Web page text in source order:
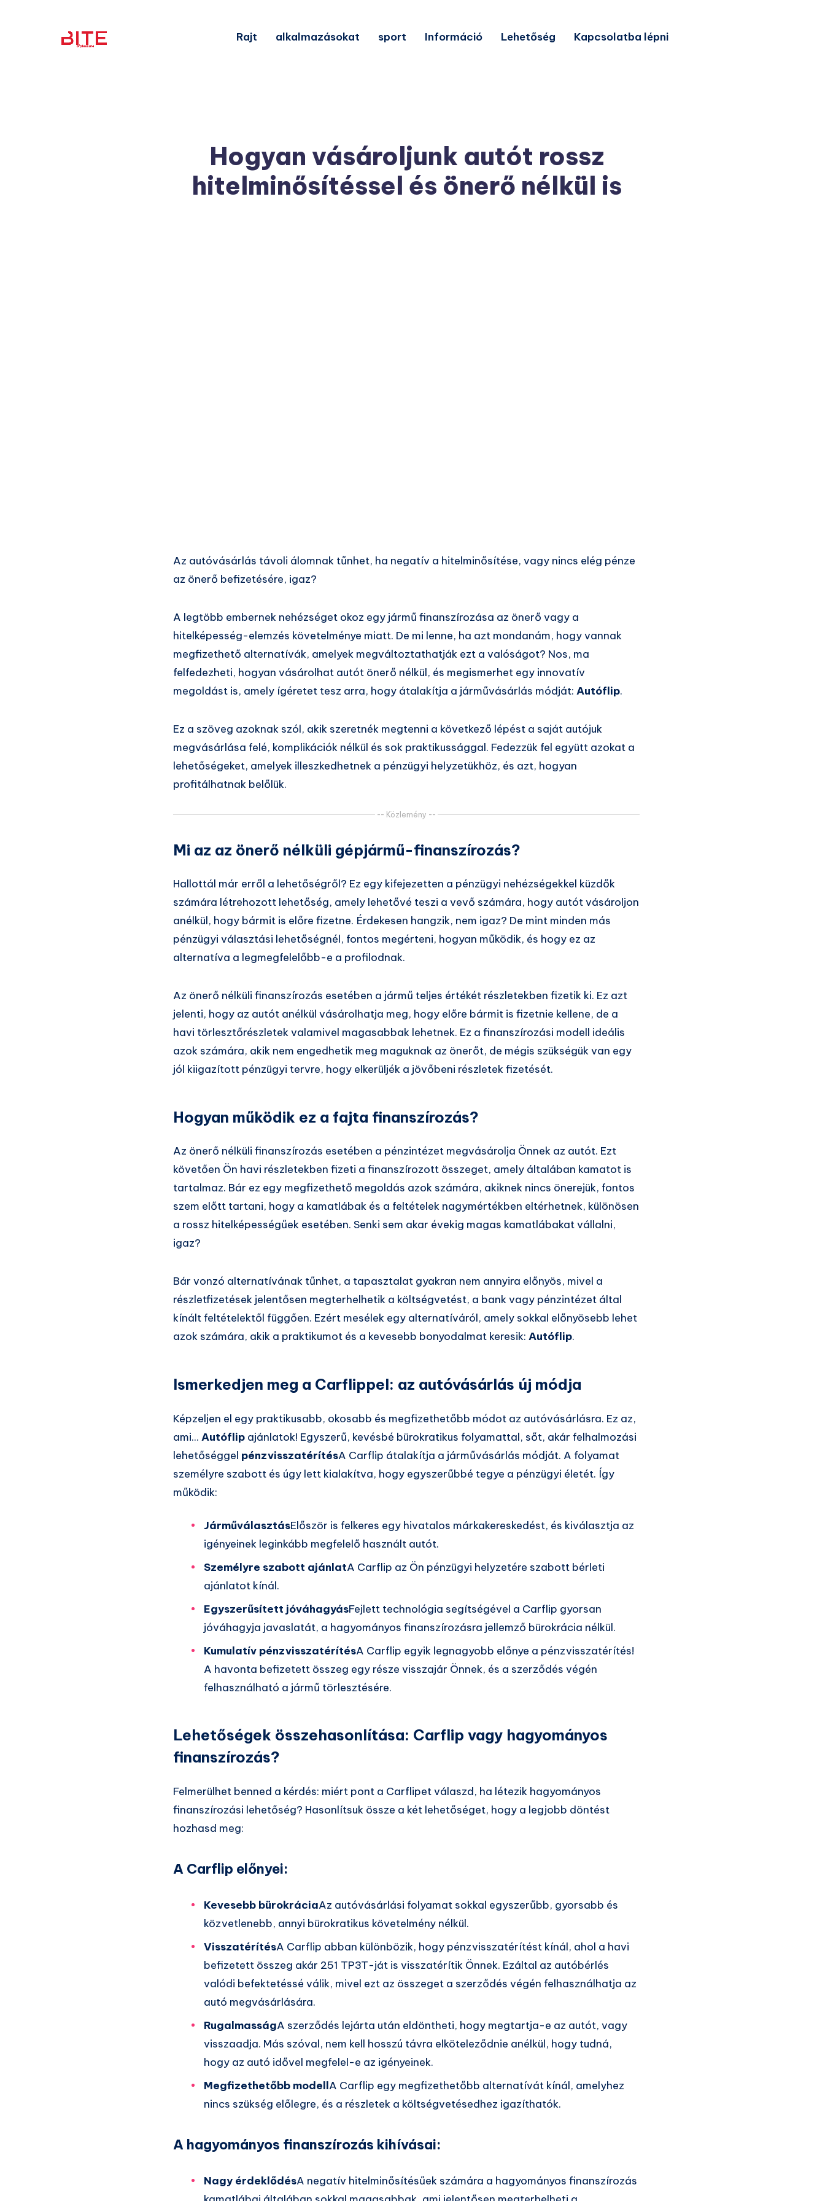
Rajt alkalmazásokat sport Információ Lehetőség Kapcsolatba lépni
Hogyan vásároljunk autót rossz
hitelminősítéssel és önerő nélkül is
Az autóvásárlás távoli álomnak tűnhet, ha negatív a hitelminősítése, vagy nincs elég pénze
az önerő befizetésére, igaz?
A legtöbb embernek nehézséget okoz egy jármű finanszírozása az önerő vagy a
hitelképesség-elemzés követelménye miatt. De mi lenne, ha azt mondanám, hogy vannak
megfizethető alternatívák, amelyek megváltoztathatják ezt a valóságot? Nos, ma
felfedezheti, hogyan vásárolhat autót önerő nélkül, és megismerhet egy innovatív
megoldást is, amely ígéretet tesz arra, hogy átalakítja a járművásárlás módját: Autóflip.
Ez a szöveg azoknak szól, akik szeretnék megtenni a következő lépést a saját autójuk
megvásárlása felé, komplikációk nélkül és sok praktikussággal. Fedezzük fel együtt azokat a
lehetőségeket, amelyek illeszkedhetnek a pénzügyi helyzetükhöz, és azt, hogyan
profitálhatnak belőlük.
-- Közlemény --
Mi az az önerő nélküli gépjármű-finanszírozás?
Hallottál már erről a lehetőségről? Ez egy kifejezetten a pénzügyi nehézségekkel küzdők
számára létrehozott lehetőség, amely lehetővé teszi a vevő számára, hogy autót vásároljon
anélkül, hogy bármit is előre fizetne. Érdekesen hangzik, nem igaz? De mint minden más
pénzügyi választási lehetőségnél, fontos megérteni, hogyan működik, és hogy ez az
alternatíva a legmegfelelőbb-e a profilodnak.
Az önerő nélküli finanszírozás esetében a jármű teljes értékét részletekben fizetik ki. Ez azt
jelenti, hogy az autót anélkül vásárolhatja meg, hogy előre bármit is fizetnie kellene, de a
havi törlesztőrészletek valamivel magasabbak lehetnek. Ez a finanszírozási modell ideális
azok számára, akik nem engedhetik meg maguknak az önerőt, de mégis szükségük van egy
jól kiigazított pénzügyi tervre, hogy elkerüljék a jövőbeni részletek fizetését.
Hogyan működik ez a fajta finanszírozás?
Az önerő nélküli finanszírozás esetében a pénzintézet megvásárolja Önnek az autót. Ezt
követően Ön havi részletekben fizeti a finanszírozott összeget, amely általában kamatot is
tartalmaz. Bár ez egy megfizethető megoldás azok számára, akiknek nincs önerejük, fontos
szem előtt tartani, hogy a kamatlábak és a feltételek nagymértékben eltérhetnek, különösen
a rossz hitelképességűek esetében. Senki sem akar évekig magas kamatlábakat vállalni,
igaz?
Bár vonzó alternatívának tűnhet, a tapasztalat gyakran nem annyira előnyös, mivel a
részletfizetések jelentősen megterhelhetik a költségvetést, a bank vagy pénzintézet által
kínált feltételektől függően. Ezért mesélek egy alternatíváról, amely sokkal előnyösebb lehet
azok számára, akik a praktikumot és a kevesebb bonyodalmat keresik: Autóflip.
Ismerkedjen meg a Carflippel: az autóvásárlás új módja
Képzeljen el egy praktikusabb, okosabb és megfizethetőbb módot az autóvásárlásra. Ez az,
ami... Autóflip ajánlatok! Egyszerű, kevésbé bürokratikus folyamattal, sőt, akár felhalmozási
lehetőséggel pénzvisszatérítésA Carflip átalakítja a járművásárlás módját. A folyamat
személyre szabott és úgy lett kialakítva, hogy egyszerűbbé tegye a pénzügyi életét. Így
működik:
JárműválasztásElőször is felkeres egy hivatalos márkakereskedést, és kiválasztja az
igényeinek leginkább megfelelő használt autót.
Személyre szabott ajánlatA Carflip az Ön pénzügyi helyzetére szabott bérleti
ajánlatot kínál.
Egyszerűsített jóváhagyásFejlett technológia segítségével a Carflip gyorsan
jóváhagyja javaslatát, a hagyományos finanszírozásra jellemző bürokrácia nélkül.
Kumulatív pénzvisszatérítésA Carflip egyik legnagyobb előnye a pénzvisszatérítés!
A havonta befizetett összeg egy része visszajár Önnek, és a szerződés végén
felhasználható a jármű törlesztésére.
Lehetőségek összehasonlítása: Carflip vagy hagyományos
finanszírozás?
Felmerülhet benned a kérdés: miért pont a Carflipet válaszd, ha létezik hagyományos
finanszírozási lehetőség? Hasonlítsuk össze a két lehetőséget, hogy a legjobb döntést
hozhasd meg:
A Carflip előnyei:
Kevesebb bürokráciaAz autóvásárlási folyamat sokkal egyszerűbb, gyorsabb és
közvetlenebb, annyi bürokratikus követelmény nélkül.
VisszatérítésA Carflip abban különbözik, hogy pénzvisszatérítést kínál, ahol a havi
befizetett összeg akár 251 TP3T-ját is visszatérítik Önnek. Ezáltal az autóbérlés
valódi befektetéssé válik, mivel ezt az összeget a szerződés végén felhasználhatja az
autó megvásárlására.
RugalmasságA szerződés lejárta után eldöntheti, hogy megtartja-e az autót, vagy
visszaadja. Más szóval, nem kell hosszú távra elköteleződnie anélkül, hogy tudná,
hogy az autó idővel megfelel-e az igényeinek.
Megfizethetőbb modellA Carflip egy megfizethetőbb alternatívát kínál, amelyhez
nincs szükség előlegre, és a részletek a költségvetésedhez igazíthatók.
A hagyományos finanszírozás kihívásai:
Nagy érdeklődésA negatív hitelminősítésűek számára a hagyományos finanszírozás